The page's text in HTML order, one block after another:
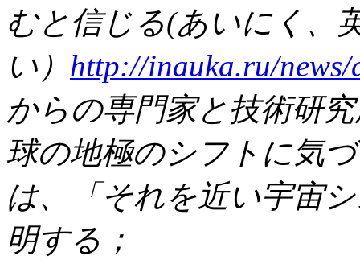
むと信じる(あいにく、
い） http://inauka.ru/
からの専門家と技術研
球の地極のシフトに気
は、「それを近い宇宙
明する；